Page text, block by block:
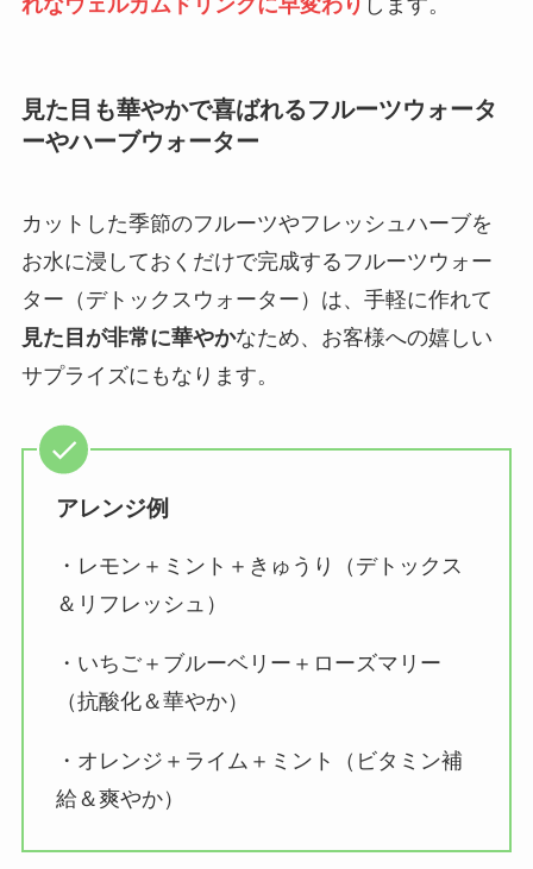
見た目も華やかで喜ばれるフルーツウォータ
ーやハーブウォーター
カットした季節のフルーツやフレッシュハーブを
お水に浸しておくだけで完成するフルーツウォー
ター（デトックスウォーター）は、手軽に作れて
見た目が非常に華やかなため、お客様への嬉しい
サプライズにもなります。
アレンジ例
・レモン＋ミント＋きゅうり（デトックス
＆リフレッシュ）
・いちご＋ブルーベリー＋ローズマリー
（抗酸化＆華やか）
・オレンジ＋ライム＋ミント（ビタミン補
給＆爽やか）